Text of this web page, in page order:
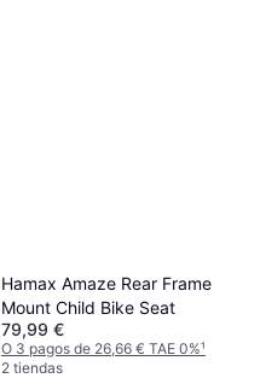
Hamax Amaze Rear Frame
Mount Child Bike Seat
79,99 €
O 3 pagos de 26,66 € TAE 0%¹
2 tiendas